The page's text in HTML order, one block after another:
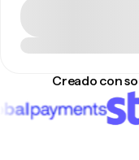
Creado con